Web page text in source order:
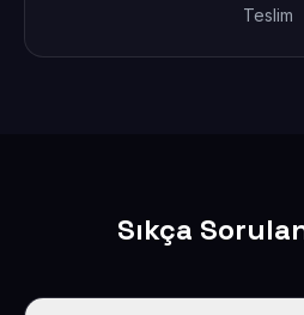
Teslim
Sıkça